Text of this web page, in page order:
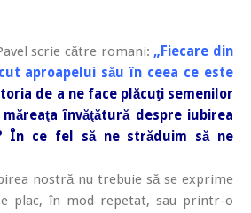
scrie către romani: „Fiecare din
aproapelui său în ceea ce este
de a ne face plăcuţi semenilor
învăţătură despre iubirea
În ce fel să ne străduim să ne
nostră nu trebuie să se exprime
plac, în mod repetat, sau printr-o